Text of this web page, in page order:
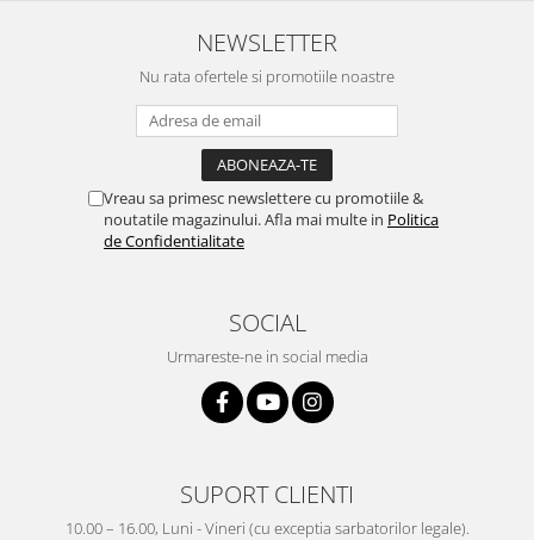
NEWSLETTER
Nu rata ofertele si promotiile noastre
Vreau sa primesc newslettere cu promotiile &
noutatile magazinului. Afla mai multe in Politica
de Confidentialitate
SOCIAL
Urmareste-ne in social media
SUPORT CLIENTI
10.00 – 16.00, Luni - Vineri (cu exceptia sarbatorilor legale).